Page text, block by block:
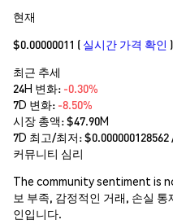
현재
$0.00000011 ( 실시간 가격 확인 )
최근 추세
24H 변화: -0.30%
7D 변화: -8.50%
시장 총액:$47.90M
7D 최고/최저: $0.000000128562
커뮤니티 심리
The community sentiment is
보 부족, 감정적인 거래, 손실
인입니다.